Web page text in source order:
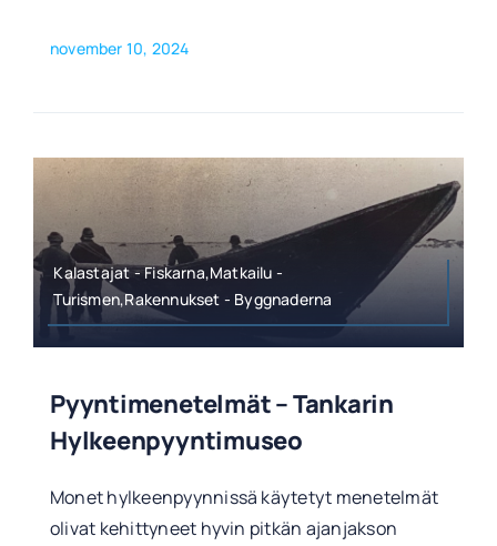
november 10, 2024
Kalastajat - Fiskarna,Matkailu -
Turismen,Rakennukset - Byggnaderna
Pyyntimenetelmät – Tankarin
Hylkeenpyyntimuseo
Monet hylkeenpyynnissä käytetyt menetelmät
olivat kehittyneet hyvin pitkän ajanjakson